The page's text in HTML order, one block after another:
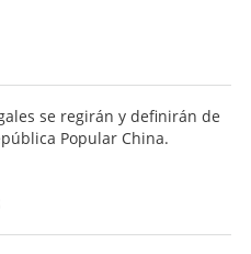
se regirán y definirán de
Popular China.